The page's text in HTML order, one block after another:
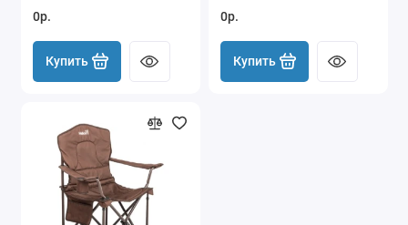
0р.
Купить
0р.
Купить